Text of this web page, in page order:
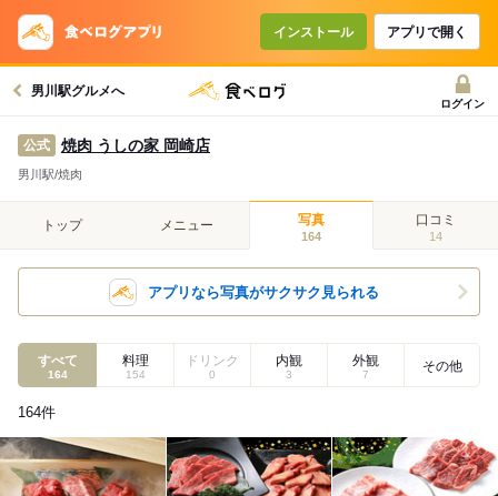
インストール アプリで開く
男川駅グルメへ
ログイン
公式 焼肉 うしの家 岡崎店
男川駅/焼肉
トップ メニュー 写真
164
口コミ
14
アプリなら写真がサクサク見られる
すべて
164
料理
154
ドリンク
0
内観
3
外観
7
その他
164件